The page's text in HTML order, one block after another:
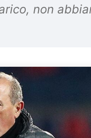
non